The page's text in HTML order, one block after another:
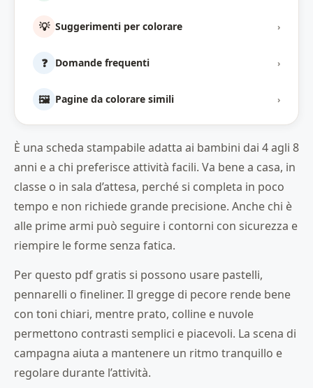
💡 Suggerimenti per colorare ›
❓ Domande frequenti ›
🖼️ Pagine da colorare simili ›
È una scheda stampabile adatta ai bambini dai 4 agli 8
anni e a chi preferisce attività facili. Va bene a casa, in
classe o in sala d’attesa, perché si completa in poco
tempo e non richiede grande precisione. Anche chi è
alle prime armi può seguire i contorni con sicurezza e
riempire le forme senza fatica.
Per questo pdf gratis si possono usare pastelli,
pennarelli o fineliner. Il gregge di pecore rende bene
con toni chiari, mentre prato, colline e nuvole
permettono contrasti semplici e piacevoli. La scena di
campagna aiuta a mantenere un ritmo tranquillo e
regolare durante l’attività.